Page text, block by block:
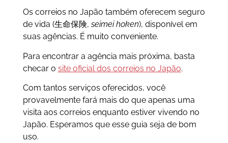
Os correios no Japão também oferecem seguro
de vida (生命保険,seimei hoken), disponível em
suas agências. É muito conveniente.
Para encontrar a agência mais próxima, basta
checar o site oficial dos correios no Japão.
Com tantos serviços oferecidos, você
provavelmente fará mais do que apenas uma
visita aos correios enquanto estiver vivendo no
Japão. Esperamos que esse guia seja de bom
uso.